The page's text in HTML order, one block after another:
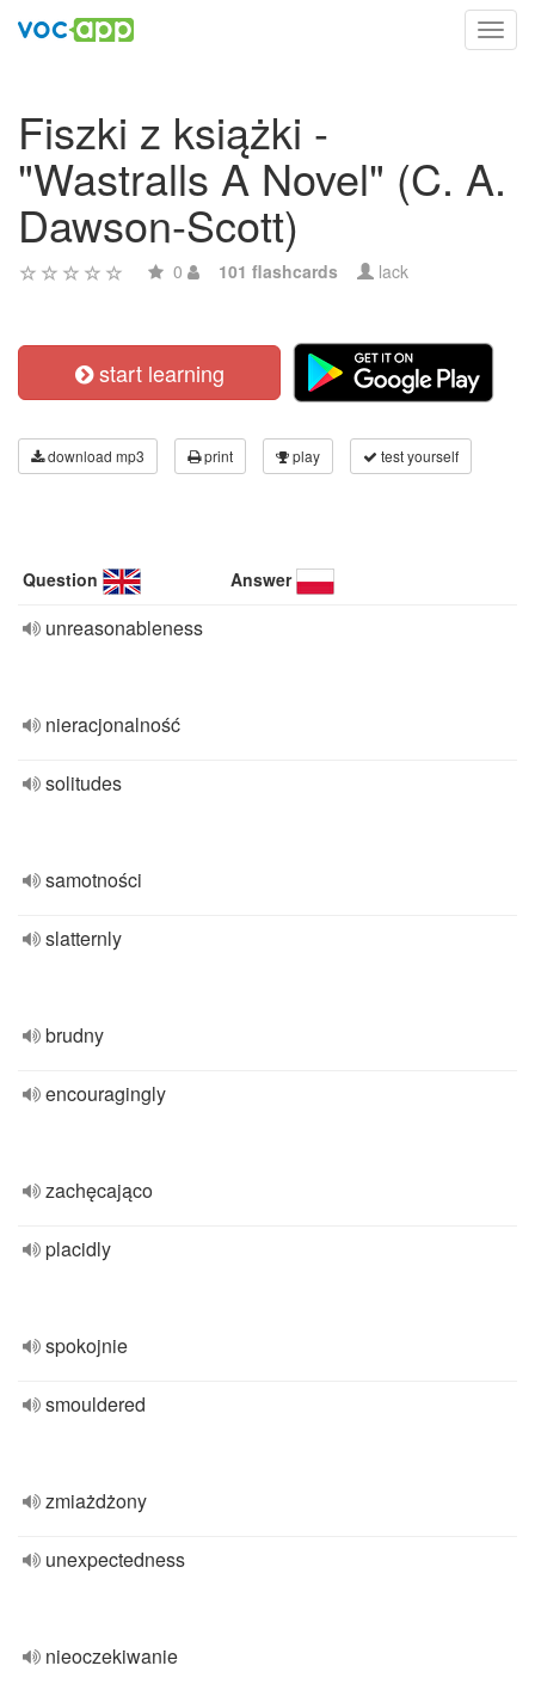
Fiszki z książki -
"Wastralls A Novel" (C. A.
Dawson-Scott)
0 101 flashcards lack
start learning
download mp3 print play test yourself
Question Answer
unreasonableness
nieracjonalność
solitudes
samotności
slatternly
brudny
encouragingly
zachęcająco
placidly
spokojnie
smouldered
zmiażdżony
unexpectedness
nieoczekiwanie